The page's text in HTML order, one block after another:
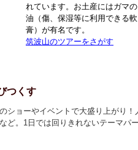
れています。お土産にはガマの
油（傷、保湿等に利用できる軟
膏）が有名です。
筑波山のツアーをさがす
つくす
ショーやイベントで大盛り上がり
ど。1日では回りきれないテーマパ